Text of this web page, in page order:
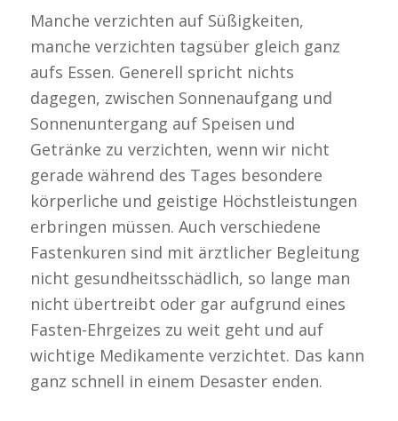
Manche verzichten auf Süßigkeiten,
manche verzichten tagsüber gleich ganz
aufs Essen. Generell spricht nichts
dagegen, zwischen Sonnenaufgang und
Sonnenuntergang auf Speisen und
Getränke zu verzichten, wenn wir nicht
gerade während des Tages besondere
körperliche und geistige Höchstleistungen
erbringen müssen. Auch verschiedene
Fastenkuren sind mit ärztlicher Begleitung
nicht gesundheitsschädlich, so lange man
nicht übertreibt oder gar aufgrund eines
Fasten-Ehrgeizes zu weit geht und auf
wichtige Medikamente verzichtet. Das kann
ganz schnell in einem Desaster enden.